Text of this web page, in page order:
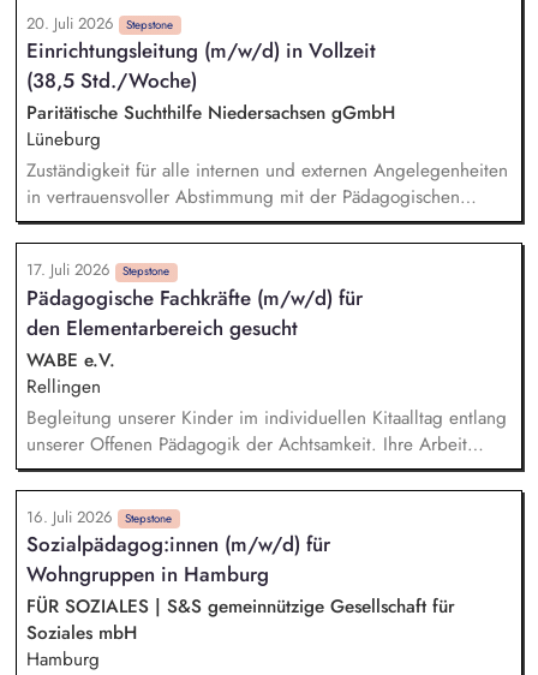
Unterrichtseinheiten, Praxisbegleitung sowie enge
Zusammenarbeit mit Pflegeeinrichtungen und
Praxisanleitenden, Vorbereitung der Teilnehmenden auf
Anerkennungs- und Kenntnisprüfungen, Individuelle Beratung
und Begleitung während der Qualifizierungsmaßnahme,
Mitwirkung bei der Entwicklung moderner Lehr- und
Lernkonzepte, Dokumentation sowie organisatorische
Aufgaben im Rahmen der Bildungsmaßnahmen, Aktive
Mitarbeit in einem multiprofessionellen Team
20. Juli 2026 Stepstone
Einrichtungsleitung (m/w/d) in Vollzeit
(38,5 Std./Woche)
Paritätische Suchthilfe Niedersachsen gGmbH
Lüneburg
Zuständigkeit für alle internen und externen Angelegenheiten
in vertrauensvoller Abstimmung mit der Pädagogischen
Leitung / Abteilungsleitung. Teamleitung auf Basis
kompetenter Führungsmotivation und klarer
Handlungsorientierung, durch Moderation von
Teamsitzungen, Teilnahme an Dienstübergaben, Organisation
und Teilnahme an Supervision. Kontaktpflege zu Netzwerken,
Teilnahme an internen und externen Gremien, enge
Zusammenarbeit mit Kostenträgern sowie Akquisetätigkeit.
Verantwortung für die fachliche und wirtschaftliche Leitung
der Einrichtung. Koordination und Durchführung der
Personalführung und -planung.
17. Juli 2026 Stepstone
Pädagogische Fachkräfte (m/w/d) für
den Elementarbereich gesucht
WABE e.V.
Rellingen
Begleitung unserer Kinder im individuellen Kitaalltag entlang
unserer Offenen Pädagogik der Achtsamkeit. Ihre Arbeit
orientiert sich voll und ganz an den Bedürfnissen der Kinder.
Sie fördern die Persönlichkeitsentfaltung der Kinder durch
die Arbeit in spezialisierten Funktionsräumen und
gewährleisten so eine hohe Partizipation. Sie sind Experte in
einem Bildungsschwerpunkt oder entwickeln diesen und
begeistern die Kinder mit Ihrem Thema.
16. Juli 2026 Stepstone
Sozialpädagog:innen (m/w/d) für
Wohngruppen in Hamburg
FÜR SOZIALES | S&S gemeinnützige Gesellschaft für
Soziales mbH
Hamburg